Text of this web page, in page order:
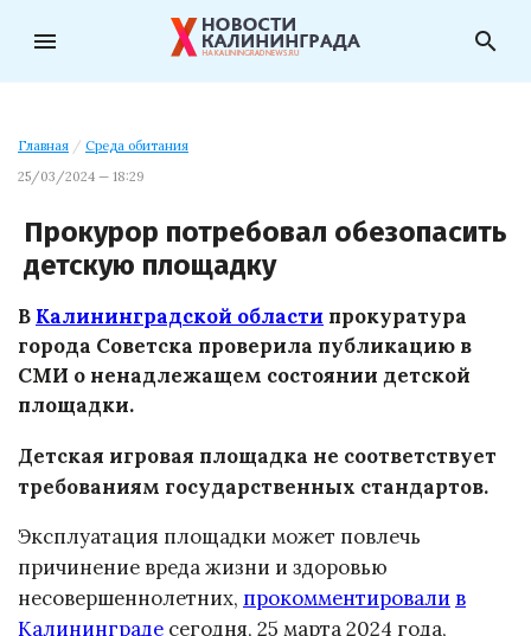
menu search
Главная / Среда обитания
25/03/2024 — 18:29
Прокурор потребовал обезопасить
детскую площадку
В Калининградской области прокуратура
города Советска проверила публикацию в
СМИ о ненадлежащем состоянии детской
площадки.
Детская игровая площадка не соответствует
требованиям государственных стандартов.
Эксплуатация площадки может повлечь
причинение вреда жизни и здоровью
несовершеннолетних, прокомментировали в
Калининграде сегодня, 25 марта 2024 года,